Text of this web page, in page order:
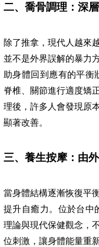
二、喬骨調理：深
除了推拿，現代人越來
並不是外界誤解的暴力
助身體回到應有的平衡
脊椎、關節進行適度矯
理後，許多人會發現原
顯著改善。
三、養生按摩：由
當身體結構逐漸恢復平
提升自癒力。位於台中
理論與現代保健觀念，
位刺激，讓身體能量重